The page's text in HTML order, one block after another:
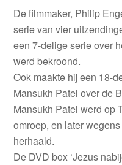
De filmmaker, Philip
serie van vier
een 7-delige serie over
werd bekroond.
Ook maakte hij een 18-
Mansukh Patel over de
Mansukh Patel werd op
omroep, en later
herhaald.
De DVD box ‘Jezus